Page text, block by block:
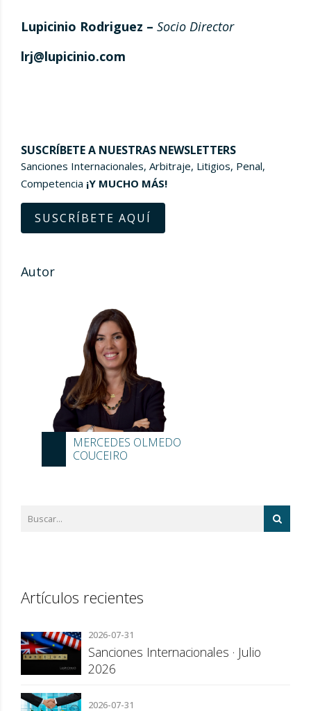
Lupicinio Rodriguez – Socio Director
lrj@lupicinio.com
SUSCRÍBETE A NUESTRAS NEWSLETTERS
Sanciones Internacionales, Arbitraje, Litigios, Penal,
Competencia ¡Y MUCHO MÁS!
SUSCRÍBETE AQUÍ
Autor
MERCEDES OLMEDO
COUCEIRO
Artículos recientes
2026-07-31
Sanciones Internacionales · Julio
2026
2026-07-31